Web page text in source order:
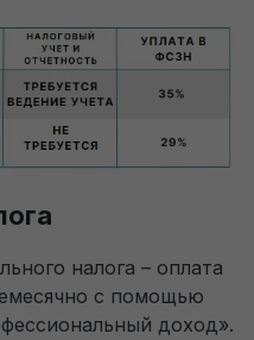
налога – оплата
с помощью
доход».
для
качества
помогают
точность и